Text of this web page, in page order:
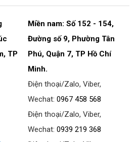
TP
Miền nam: Số 152 - 154,
Đường số 9, Phường Tân
Phú, Quận 7, TP Hồ Chí
Minh.
Điện thoại/Zalo, Viber,
Wechat:0967 458 568
Điện thoại/Zalo, Viber,
Wechat:0939 219 368